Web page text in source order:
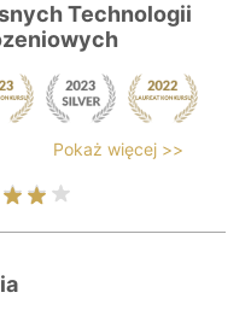
Technologii
Pokaż więcej >>